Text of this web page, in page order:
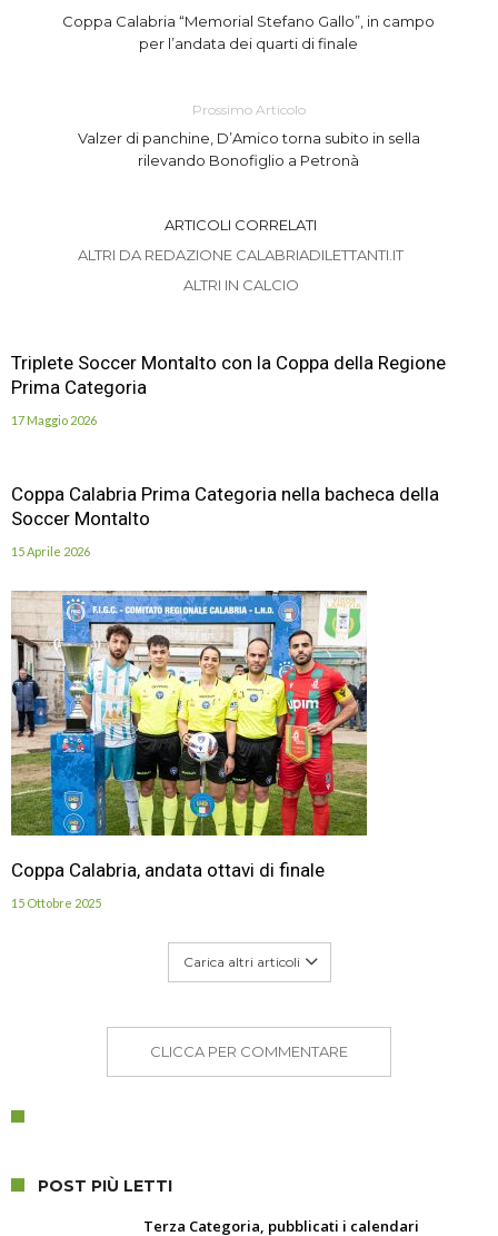
Coppa Calabria “Memorial Stefano Gallo”, in campo
per l’andata dei quarti di finale
Prossimo Articolo
Valzer di panchine, D’Amico torna subito in sella
rilevando Bonofiglio a Petronà
ARTICOLI CORRELATI
ALTRI DA REDAZIONE CALABRIADILETTANTI.IT
ALTRI IN CALCIO
Triplete Soccer Montalto con la Coppa della Regione
Prima Categoria
17 Maggio 2026
Coppa Calabria Prima Categoria nella bacheca della
Soccer Montalto
15 Aprile 2026
Coppa Calabria, andata ottavi di finale
15 Ottobre 2025
Carica altri articoli
CLICCA PER COMMENTARE
POST PIÙ LETTI
Terza Categoria, pubblicati i calendari